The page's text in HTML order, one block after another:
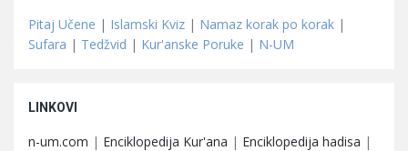
Pitaj Učene | Islamski Kviz | Namaz korak po korak |
Sufara | Tedžvid | Kur'anske Poruke | N-UM
LINKOVI
n-um.com | Enciklopedija Kur'ana | Enciklopedija hadisa |